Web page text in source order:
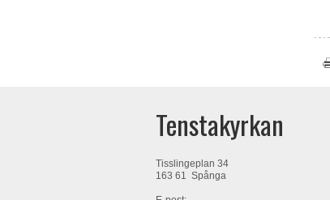
Tenstakyrkan
Tisslingeplan 34
163 61 Spånga